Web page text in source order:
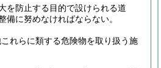
を防止する目的で設けられる道
備に努めなければならない。
れらに類する危険物を取り扱う施